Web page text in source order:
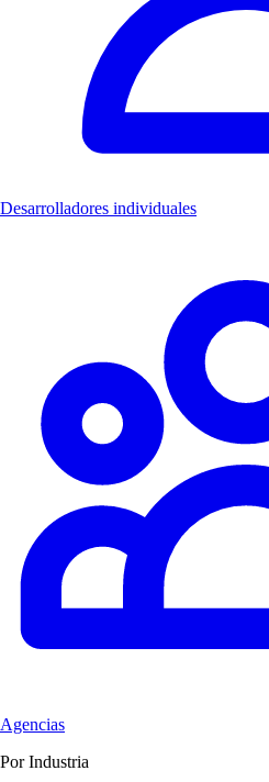
Desarrolladores individuales
Agencias
Por Industria